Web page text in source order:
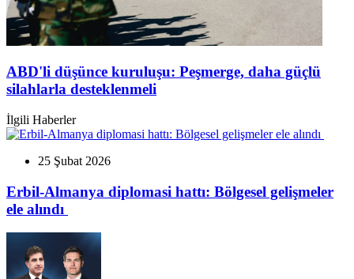
ABD'li düşünce kuruluşu: Peşmerge, daha güçlü
silahlarla desteklenmeli
İlgili Haberler
25 Şubat 2026
Erbil-Almanya diplomasi hattı: Bölgesel gelişmeler
ele alındı